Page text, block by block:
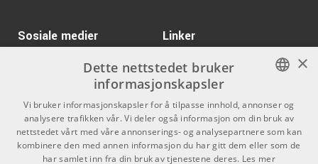
Roland MH2-10
ARTIKKELNUMMER 1062650
Evans BD22GB4 Kr 735/stk
Sosiale medier Linker
Om Oss
Kontakt oss
Kjøpsvilkår
Butikken
NORWEGIAN
×
Dette nettstedet bruker
informasjonskapsler
Vi bruker informasjonskapsler for å tilpasse innhold, annonser og
analysere trafikken vår. Vi deler også informasjon om din bruk av
nettstedet vårt med våre annonserings- og analysepartnere som kan
kombinere den med annen informasjon du har gitt dem eller som de
har samlet inn fra din bruk av tjenestene deres. Les mer